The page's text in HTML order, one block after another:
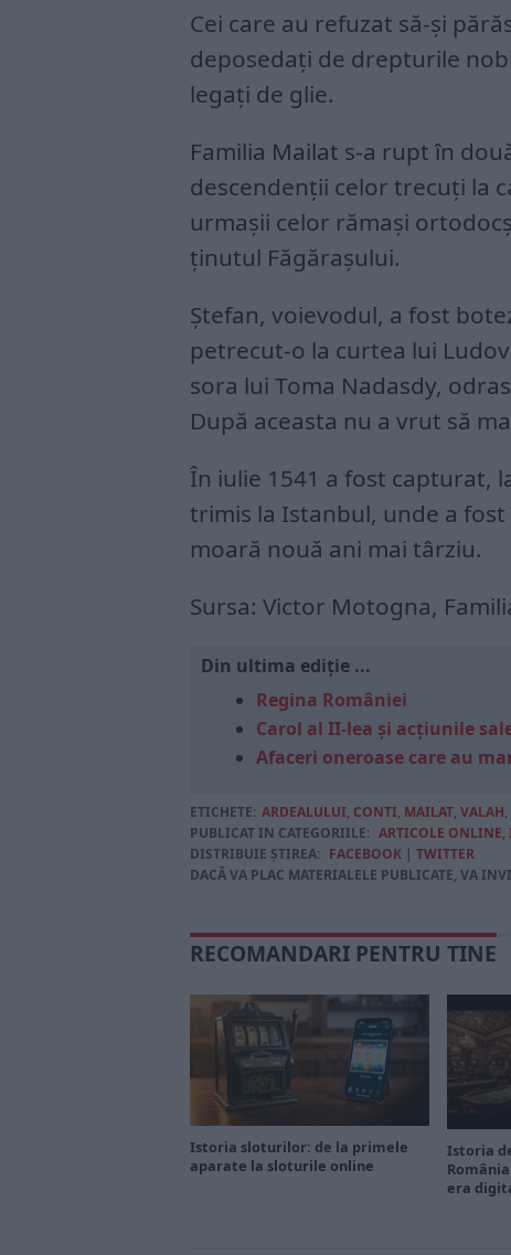
Cei care au refuzat să-și
deposedați de drepturile
legați de glie.
Familia Mailat s-a rupt în
descendenții celor trecuți la
urmașii celor rămași
ținutul Făgărașului.
Ștefan, voievodul, a fost
petrecut-o la curtea lui
sora lui Toma Nadasdy,
După aceasta nu a vrut să
În iulie 1541 a fost capturat,
trimis la Istanbul, unde a
moară nouă ani mai târziu.
Sursa: Victor Motogna,
Din ultima ediție ...
Regina României
Carol al II-lea și acțiunile
Afaceri oneroase care au
ETICHETE: ARDEALULUI, CONTI, MAILAT, VALAH,
PUBLICAT IN CATEGORIILE: ARTICOLE ONLINE,
DISTRIBUIE ȘTIREA: FACEBOOK | TWITTER
DACĂ VA PLAC MATERIALELE PUBLICATE, VA
RECOMANDARI PENTRU TINE
Istoria sloturilor: de la primele
aparate la sloturile online
Istoria
era